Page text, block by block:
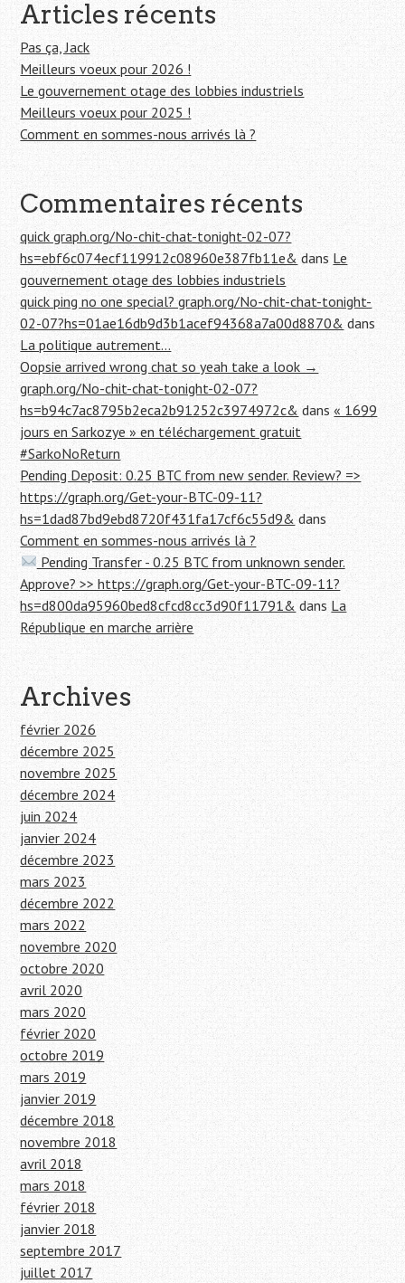
e
r
c
h
e
r
:
Articles récents
Pas ça, Jack
Meilleurs voeux pour 2026 !
Le gouvernement otage des lobbies industriels
Meilleurs voeux pour 2025 !
Comment en sommes-nous arrivés là ?
Commentaires récents
quick graph.org/No-chit-chat-tonight-02-07?
hs=ebf6c074ecf119912c08960e387fb11e& dans Le
gouvernement otage des lobbies industriels
quick ping no one special? graph.org/No-chit-chat-tonight-
02-07?hs=01ae16db9d3b1acef94368a7a00d8870& dans
La politique autrement…
Oopsie arrived wrong chat so yeah take a look →
graph.org/No-chit-chat-tonight-02-07?
hs=b94c7ac8795b2eca2b91252c3974972c& dans« 1699
jours en Sarkozye » en téléchargement gratuit
#SarkoNoReturn
Pending Deposit: 0.25 BTC from new sender. Review? =>
https://graph.org/Get-your-BTC-09-11?
hs=1dad87bd9ebd8720f431fa17cf6c55d9& dans
Comment en sommes-nous arrivés là ?
Pending Transfer - 0.25 BTC from unknown sender.
Approve? >> https://graph.org/Get-your-BTC-09-11?
hs=d800da95960bed8cfcd8cc3d90f11791&dans La
République en marche arrière
Archives
février 2026
décembre 2025
novembre 2025
décembre 2024
juin 2024
janvier 2024
décembre 2023
mars 2023
décembre 2022
mars 2022
novembre 2020
octobre 2020
avril 2020
mars 2020
février 2020
octobre 2019
mars 2019
janvier 2019
décembre 2018
novembre 2018
avril 2018
mars 2018
février 2018
janvier 2018
septembre 2017
juillet 2017